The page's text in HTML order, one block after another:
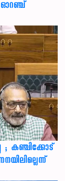
ഓറഞ്ച്
; കഞ്ചിക്കോട്